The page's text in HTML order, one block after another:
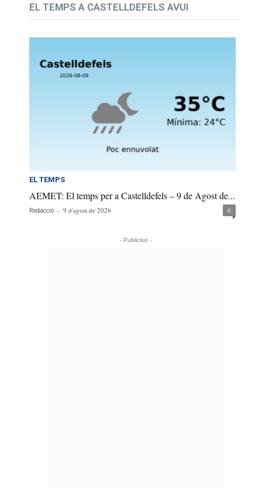
EL TEMPS A CASTELLDEFELS AVUI
EL TEMPS
AEMET: El temps per a Castelldefels – 9 de Agost de...
Redacció - 9 d'agost de 2026 0
- Publicitat -